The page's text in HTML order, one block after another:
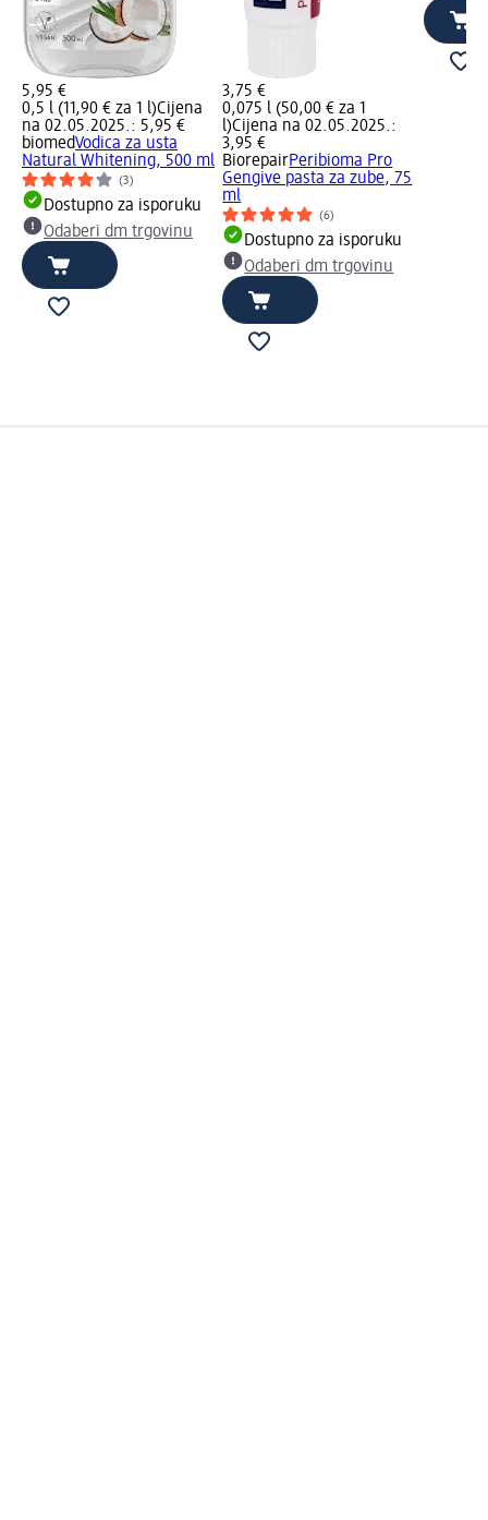
5,95 €
0,5 l (11,90 € za 1 l)Cijena
na 02.05.2025.: 5,95 €
biomedVodica za usta
Natural Whitening, 500 ml
(3)
Dostupno za isporuku
Odaberi dm trgovinu
3,75 €
0,075 l (50,00 € za 1
l)Cijena na 02.05.2025.:
3,95 €
BiorepairPeribioma Pro
Gengive pasta za zube, 75
ml
(6)
Dostupno za isporuku
Odaberi dm trgovinu